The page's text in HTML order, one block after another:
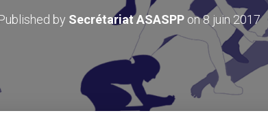
by Secrétariat ASASPP on8 juin 2017